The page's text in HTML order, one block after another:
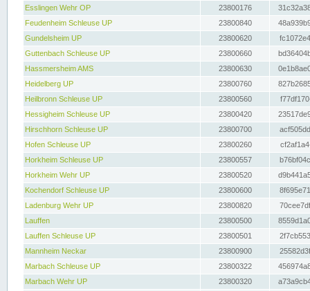
Esslingen Wehr OP
23800176
Feudenheim Schleuse UP
23800840
Gundelsheim UP
23800620
Guttenbach Schleuse UP
23800660
Hassmersheim AMS
23800630
Heidelberg UP
23800760
Heilbronn Schleuse UP
23800560
Hessigheim Schleuse UP
23800420
Hirschhorn Schleuse UP
23800700
Hofen Schleuse UP
23800260
Horkheim Schleuse UP
23800557
Horkheim Wehr UP
23800520
Kochendorf Schleuse UP
23800600
Ladenburg Wehr UP
23800820
Lauffen
23800500
Lauffen Schleuse UP
23800501
Mannheim Neckar
23800900
Marbach Schleuse UP
23800322
Marbach Wehr UP
23800320